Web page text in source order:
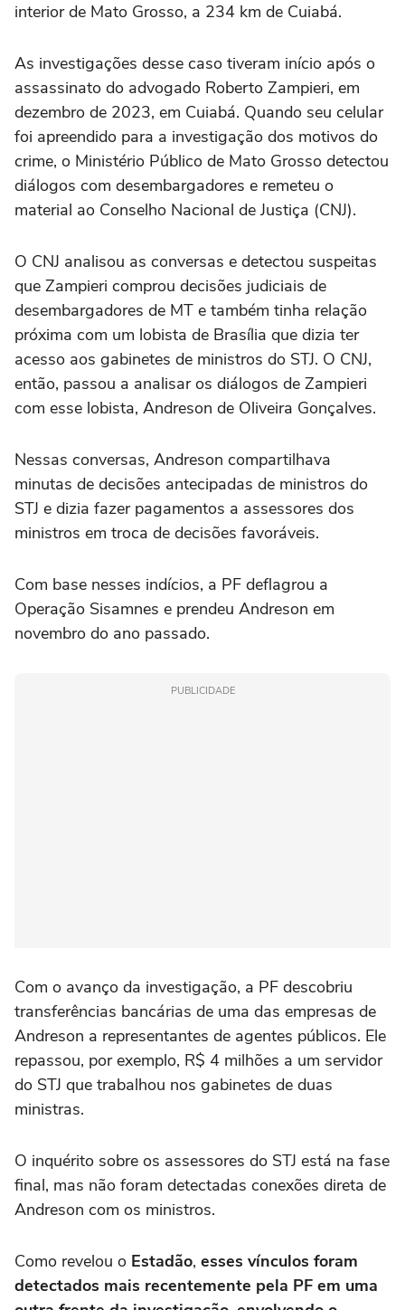
interior de Mato Grosso, a 234 km de Cuiabá.
As investigações desse caso tiveram início após o
assassinato do advogado Roberto Zampieri, em
dezembro de 2023, em Cuiabá. Quando seu celular
foi apreendido para a investigação dos motivos do
crime, o Ministério Público de Mato Grosso detectou
diálogos com desembargadores e remeteu o
material ao Conselho Nacional de Justiça (CNJ).
O CNJ analisou as conversas e detectou suspeitas
que Zampieri comprou decisões judiciais de
desembargadores de MT e também tinha relação
próxima com um lobista de Brasília que dizia ter
acesso aos gabinetes de ministros do STJ. O CNJ,
então, passou a analisar os diálogos de Zampieri
com esse lobista, Andreson de Oliveira Gonçalves.
Nessas conversas, Andreson compartilhava
minutas de decisões antecipadas de ministros do
STJ e dizia fazer pagamentos a assessores dos
ministros em troca de decisões favoráveis.
Com base nesses indícios, a PF deflagrou a
Operação Sisamnes e prendeu Andreson em
novembro do ano passado.
PUBLICIDADE
Com o avanço da investigação, a PF descobriu
transferências bancárias de uma das empresas de
Andreson a representantes de agentes públicos. Ele
repassou, por exemplo, R$ 4 milhões a um servidor
do STJ que trabalhou nos gabinetes de duas
ministras.
O inquérito sobre os assessores do STJ está na fase
final, mas não foram detectadas conexões direta de
Andreson com os ministros.
Como revelou o Estadão, esses vínculos foram
detectados mais recentemente pela PF em uma